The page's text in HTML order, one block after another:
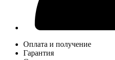
Оплата и получение
Гарантия